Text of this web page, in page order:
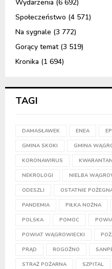
Wydarzenia (6 692)
Społeczeństwo (4 571)
Na sygnale (3 772)
Gorący temat(3 519)
Kronika (1 694)
TAGI
DAMASŁAWEK ENEA
GMINA SKOKI GMINA
KORONAWIRUS
NEKROLOGI NIELBA
ODESZLI OSTATNIE
PANDEMIA PIŁKA NOŻNA
POLSKA POMOC
POWIAT WĄGROWIECKI
PRĄD ROGOŹNO
STRAŻ POŻARNA SZPITAL